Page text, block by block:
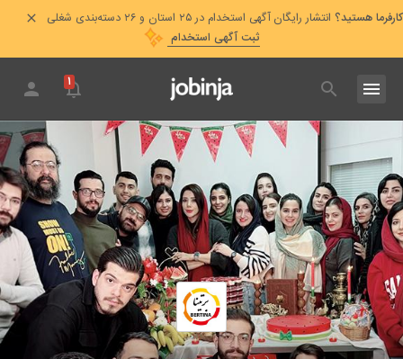
کارفرما هستید؟ انتشار رایگان آگهی استخدام در ۲۵ استان و ۲۶ دسته‌بندی شغلی
ثبت آگهی استخدام
۱